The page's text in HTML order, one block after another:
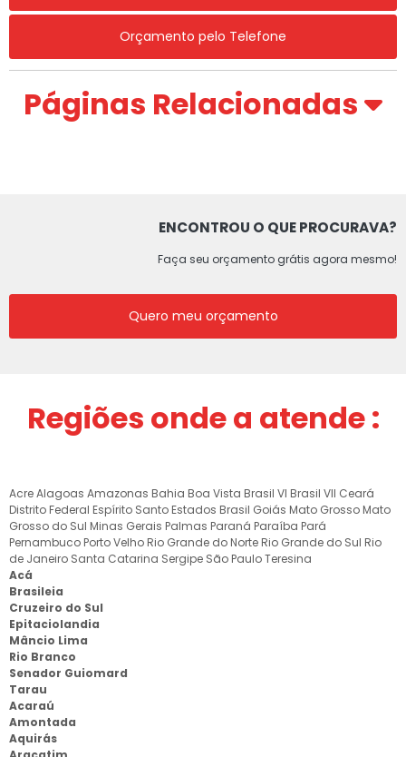
Orçamento pelo Telefone
Páginas Relacionadas
ENCONTROU O QUE PROCURAVA?
Faça seu orçamento grátis agora mesmo!
Quero meu orçamento
Regiões onde a atende :
AcreAlagoas Amazonas Bahia Boa Vista Brasil VI Brasil VII Ceará
Distrito Federal Espírito Santo Estados Brasil Goiás Mato Grosso Mato
Grosso do Sul Minas Gerais Palmas Paraná Paraíba Pará
Pernambuco Porto Velho Rio Grande do Norte Rio Grande do Sul Rio
de Janeiro Santa Catarina Sergipe São PauloTeresina
Acá
Brasileia
Cruzeiro do Sul
Epitaciolandia
Mâncio Lima
Rio Branco
Senador Guiomard
Tarau
Acaraú
Amontada
Aquirás